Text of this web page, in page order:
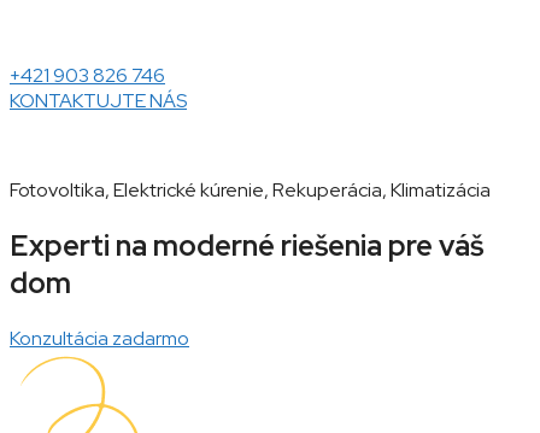
+421 903 826 746
KONTAKTUJTE NÁS
Fotovoltika, Elektrické kúrenie, Rekuperácia, Klimatizácia
Experti na moderné riešenia pre váš
dom
Konzultácia zadarmo